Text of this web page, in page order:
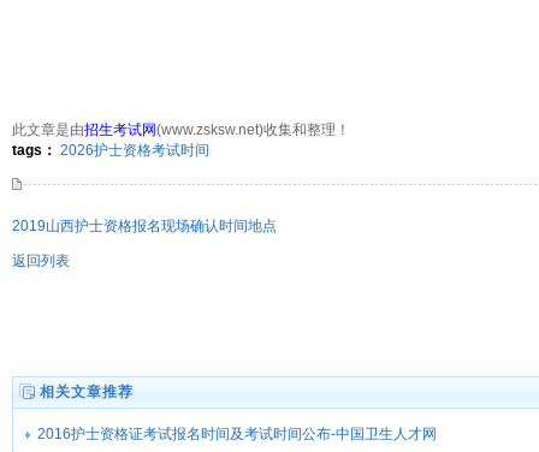
此文章是由招生考试网(www.zsksw.net)收集和整理！
tags： 2026护士资格考试时间
2019山西护士资格报名现场确认时间地点
返回列表
相关文章推荐
2016护士资格证考试报名时间及考试时间公布-中国卫生人才网